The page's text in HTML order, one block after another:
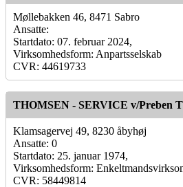
Møllebakken 46, 8471 Sabro
Ansatte:
Startdato: 07. februar 2024,
Virksomhedsform: Anpartsselskab
CVR: 44619733
THOMSEN - SERVICE v/Preben
Klamsagervej 49, 8230 åbyhøj
Ansatte: 0
Startdato: 25. januar 1974,
Virksomhedsform:
CVR: 58449814